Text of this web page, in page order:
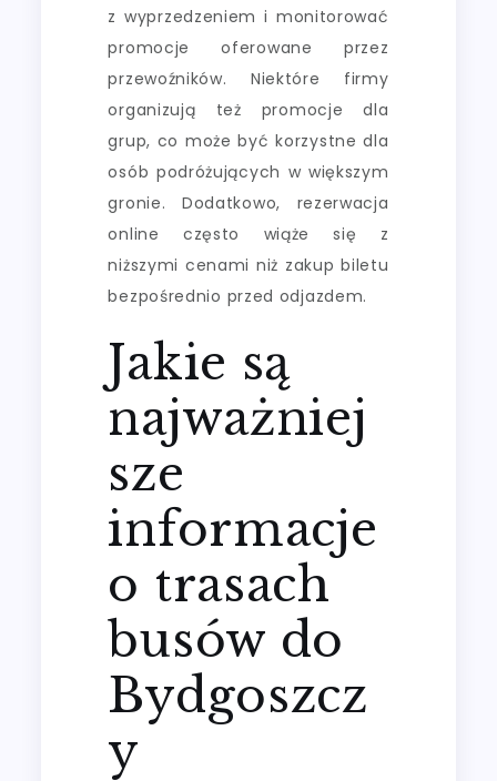
z wyprzedzeniem i monitorować
promocje oferowane przez
przewoźników. Niektóre firmy
organizują też promocje dla
grup, co może być korzystne dla
osób podróżujących w większym
gronie. Dodatkowo, rezerwacja
online często wiąże się z
niższymi cenami niż zakup biletu
bezpośrednio przed odjazdem.
Jakie są
najważniej
sze
informacje
o trasach
busów do
Bydgoszcz
y